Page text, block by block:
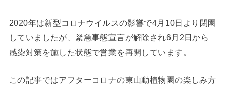
2020年は新型コロナウイルスの影響で4月10日より閉園
していましたが、緊急事態宣言が解除され6月2日から
感染対策を施した状態で営業を再開しています。
この記事ではアフターコロナの東山動植物園の楽しみ方